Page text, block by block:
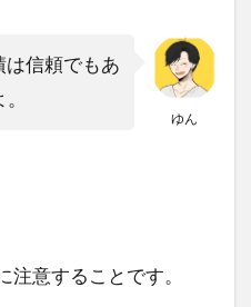
ゆん
は信頼でもあ
注意することです。